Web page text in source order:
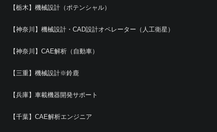
【栃木】機械設計（ポテンシャル）
【神奈川】機械設計・CAD設計オペレーター（人工衛星）
【神奈川】CAE解析（自動車）
【三重】機械設計※鈴鹿
【兵庫】車載機器開発サポート
【千葉】CAE解析エンジニア